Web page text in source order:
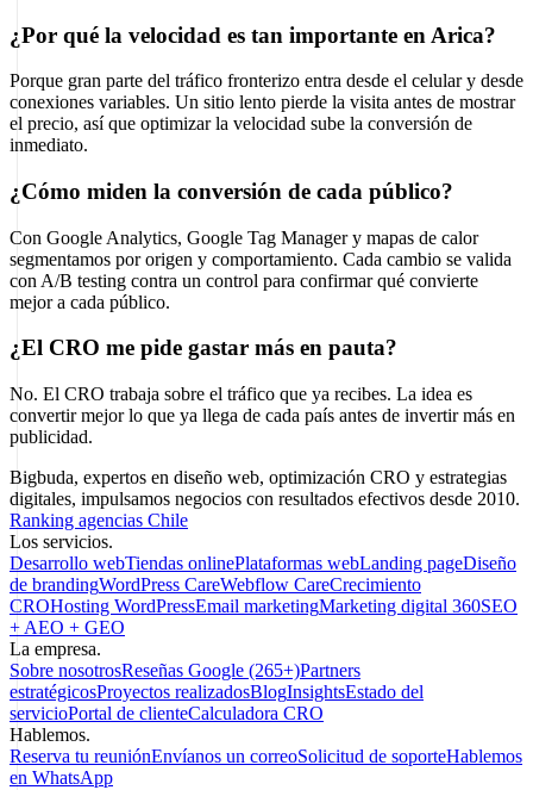
¿Por qué la velocidad es tan importante en Arica?
Porque gran parte del tráfico fronterizo entra desde el celular y desde
conexiones variables. Un sitio lento pierde la visita antes de mostrar
el precio, así que optimizar la velocidad sube la conversión de
inmediato.
¿Cómo miden la conversión de cada público?
Con Google Analytics, Google Tag Manager y mapas de calor
segmentamos por origen y comportamiento. Cada cambio se valida
con A/B testing contra un control para confirmar qué convierte
mejor a cada público.
¿El CRO me pide gastar más en pauta?
No. El CRO trabaja sobre el tráfico que ya recibes. La idea es
convertir mejor lo que ya llega de cada país antes de invertir más en
publicidad.
Bigbuda, expertos en diseño web, optimización CRO y estrategias
digitales, impulsamos negocios con resultados efectivos desde 2010.
Ranking agencias Chile
Los servicios.
Desarrollo webTiendas onlinePlataformas webLanding pageDiseño
de brandingWordPress CareWebflow CareCrecimiento
CROHosting WordPressEmail marketingMarketing digital 360SEO
+ AEO + GEO
La empresa.
Sobre nosotrosReseñas Google (265+)Partners
estratégicosProyectos realizadosBlogInsightsEstado del
servicioPortal de clienteCalculadora CRO
Hablemos.
Reserva tu reuniónEnvíanos un correoSolicitud de soporteHablemos
en WhatsApp